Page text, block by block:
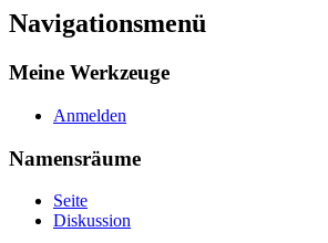
Navigationsmenü
Meine Werkzeuge
Anmelden
Namensräume
Seite
Diskussion